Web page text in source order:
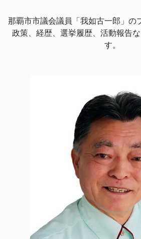
那覇市市議会議員「我如古一郎」の
政策、経歴、選挙履歴、活動報告
す。